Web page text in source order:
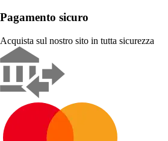
Pagamento sicuro
Acquista sul nostro sito in tutta sicurezza